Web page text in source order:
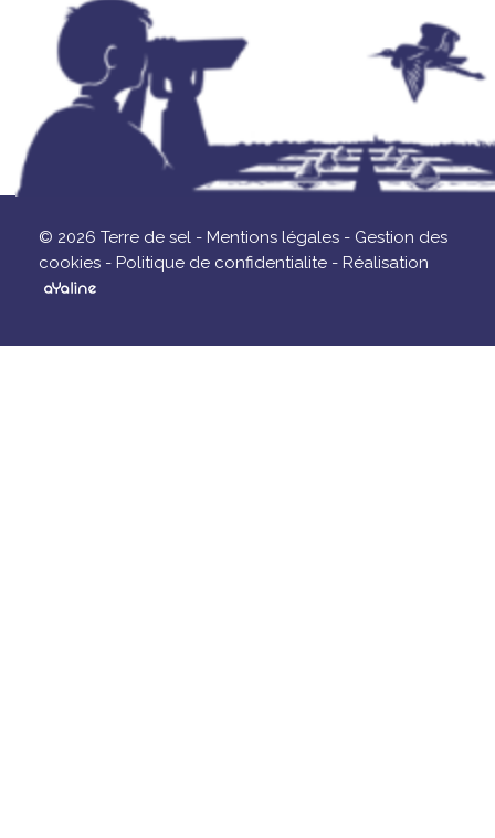
© 2026 Terre de sel - Mentions légales - Gestion des
cookies - Politique de confidentialite - Réalisation